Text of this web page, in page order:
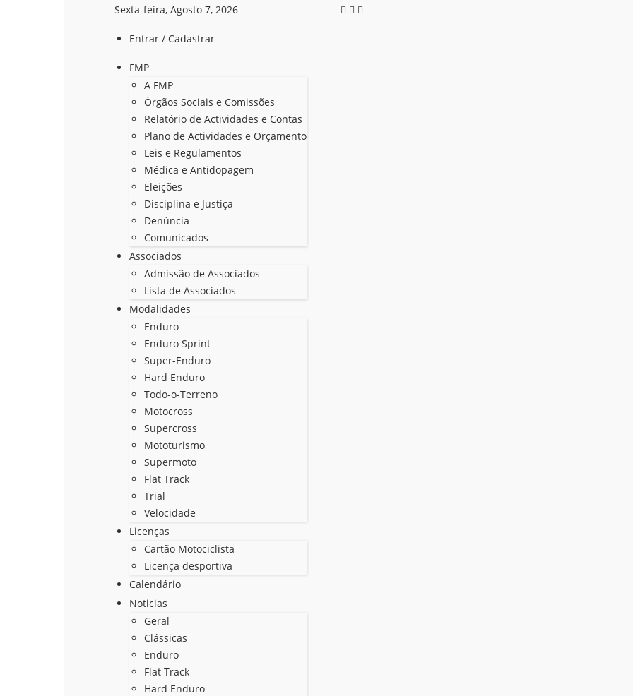
Sexta-feira, Agosto 7, 2026
Entrar / Cadastrar
FMP
A FMP
Órgãos Sociais e Comissões
Relatório de Actividades e Contas
Plano de Actividades e Orçamento
Leis e Regulamentos
Médica e Antidopagem
Eleições
Disciplina e Justiça
Denúncia
Comunicados
Associados
Admissão de Associados
Lista de Associados
Modalidades
Enduro
Enduro Sprint
Super-Enduro
Hard Enduro
Todo-o-Terreno
Motocross
Supercross
Mototurismo
Supermoto
Flat Track
Trial
Velocidade
Licenças
Cartão Motociclista
Licença desportiva
Calendário
Noticias
Geral
Clássicas
Enduro
Flat Track
Hard Enduro